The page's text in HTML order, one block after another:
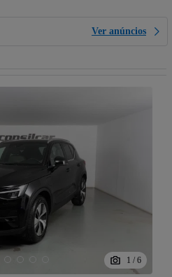
Ver anúncios
1 / 6